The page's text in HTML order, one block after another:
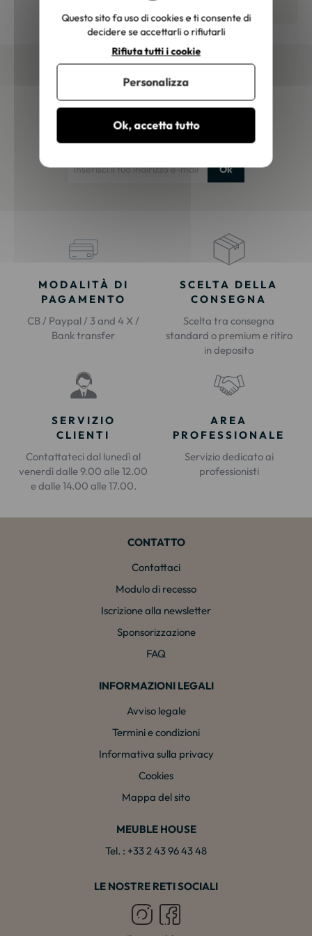
Newsletter
Iscriviti e ricevi tutte le nostre grandi offerte!
Ok
MODALITÀ DI
PAGAMENTO
CB / Paypal / 3 and 4 X /
Bank transfer
SCELTA DELLA
CONSEGNA
Scelta tra consegna
standard o premium e ritiro
in deposito
SERVIZIO
CLIENTI
Contattateci dal lunedì al
venerdì dalle 9.00 alle 12.00
e dalle 14.00 alle 17.00.
AREA
PROFESSIONALE
Servizio dedicato ai
professionisti
CONTATTO
Contattaci
Modulo di recesso
Iscrizione alla newsletter
Sponsorizzazione
FAQ
INFORMAZIONI LEGALI
Avviso legale
Termini e condizioni
Informativa sulla privacy
Cookies
Mappa del sito
MEUBLE HOUSE
Tel. : +33 2 43 96 43 48
LE NOSTRE RETI SOCIALI
Questo sito fa uso di cookies e ti consente di
decidere se accettarli o rifiutarli
Ok, accetta tutto
Rifiuta tutti i cookie
Personalizza